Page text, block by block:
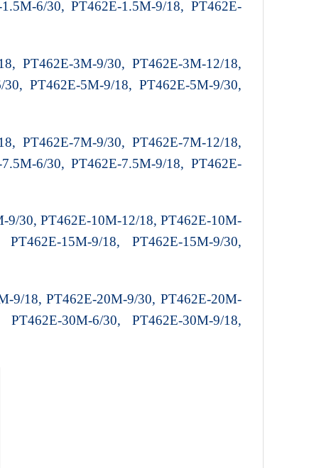
6/30, PT462E-1.5M-9/18, PT462E-
PT462E-3M-9/30, PT462E-3M-12/18,
PT462E-5M-9/18, PT462E-5M-9/30,
PT462E-7M-9/30, PT462E-7M-12/18,
6/30, PT462E-7.5M-9/18, PT462E-
9/30, PT462E-10M-12/18, PT462E-10M-
15M-9/18, PT462E-15M-9/30,
9/18, PT462E-20M-9/30, PT462E-20M-
30M-6/30, PT462E-30M-9/18,